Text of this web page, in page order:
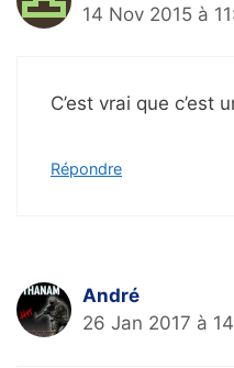
14 Nov 2015 à
C’est vrai que c’est
Répondre
André
26 Jan 2017 à